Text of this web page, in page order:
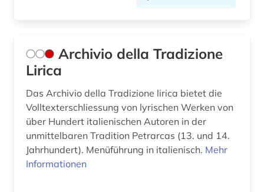
hispanos (1)
historische sprachwissenschaft (2)
hochschulschrift (3)
hochschulschriften (1)
Archivio della Tradizione
Lirica
Das Archivio della Tradizione lirica bietet die
Volltexterschliessung von lyrischen Werken von
über Hundert italienischen Autoren in der
unmittelbaren Tradition Petrarcas (13. und 14.
Jahrhundert). Menüführung in italienisch. Mehr
Informationen